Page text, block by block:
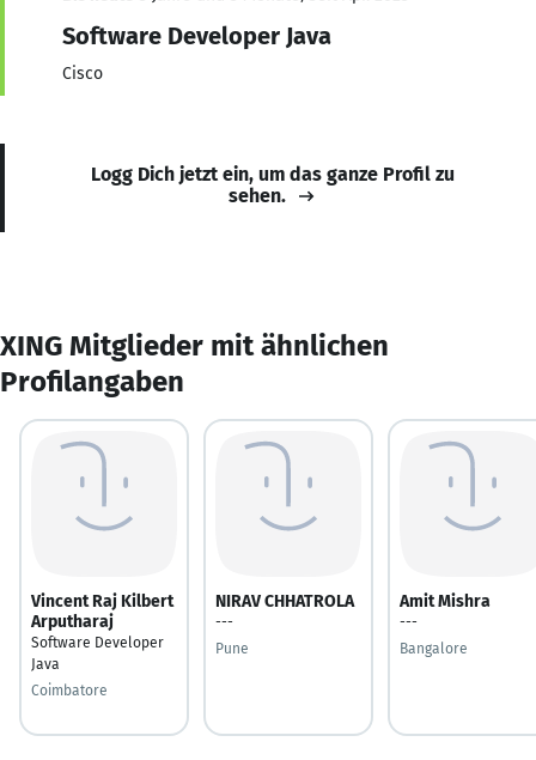
Software Developer Java
Cisco
Logg Dich jetzt ein, um das ganze Profil zu
sehen.
XING Mitglieder mit ähnlichen
Profilangaben
Vincent Raj Kilbert
Arputharaj
Software Developer
Java
Coimbatore
NIRAV CHHATROLA
---
Pune
Amit Mishra
---
Bangalore